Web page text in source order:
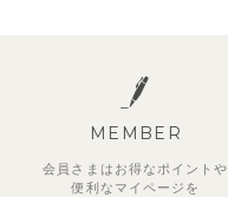
MEMBER
会員さまはお得なポイントや
便利な マイページを